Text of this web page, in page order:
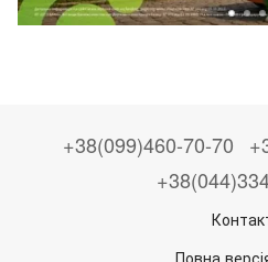
+38(099)460-70-70
Повна